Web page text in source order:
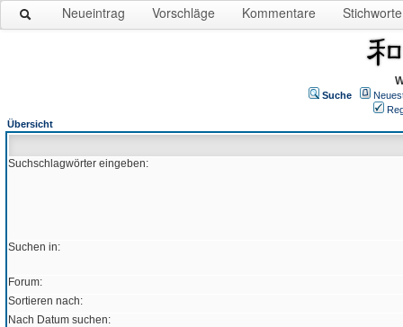
Neueintrag Vorschläge Kommentare Stichworte
Suche
Übersicht
Suchschlagwörter eingeben:
Suchen in:
Forum:
Sortieren nach:
Nach Datum suchen: